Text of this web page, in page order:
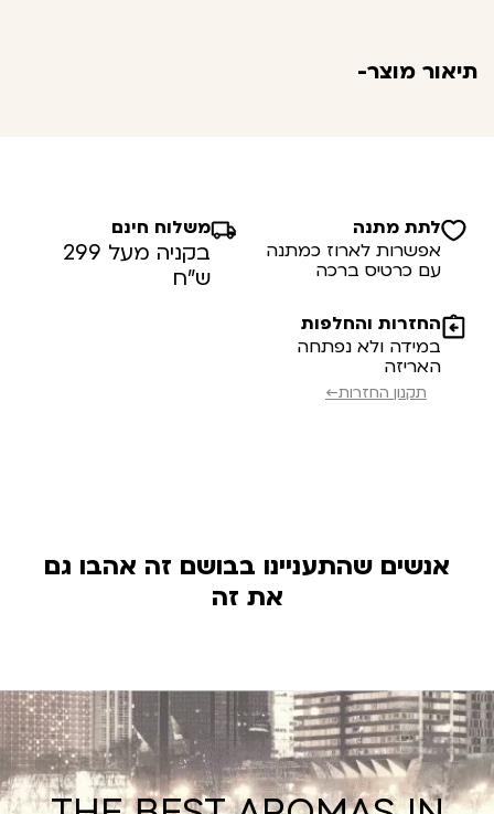
תיאור מוצר-
לתת מתנה
אפשרות לארוז כמתנה
עם כרטיס ברכה
משלוח חינם
בקניה מעל 299
ש”ח
החזרות והחלפות
במידה ולא נפתחה
האריזה
תקנון החזרות←
אנשים שהתעניינו בבושם זה אהבו גם
את זה